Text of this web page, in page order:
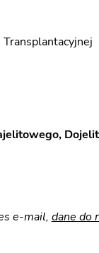
e-mail, dane do